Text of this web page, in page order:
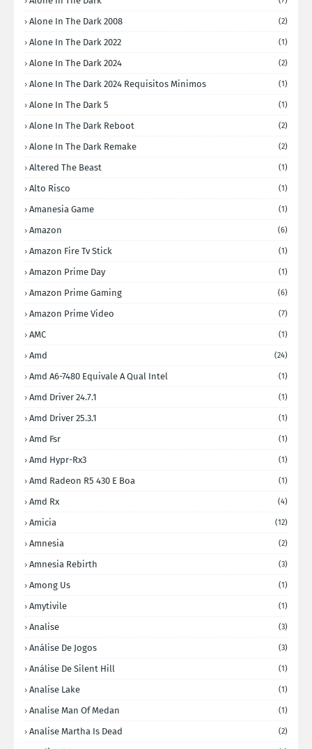
Alone In The Dark 2008 (2)
Alone In The Dark 2022 (1)
Alone In The Dark 2024 (2)
Alone In The Dark 2024 Requisitos Minimos (1)
Alone In The Dark 5 (1)
Alone In The Dark Reboot (2)
Alone In The Dark Remake (2)
Altered The Beast (1)
Alto Risco (1)
Amanesia Game (1)
Amazon (6)
Amazon Fire Tv Stick (1)
Amazon Prime Day (1)
Amazon Prime Gaming (6)
Amazon Prime Video (7)
AMC (1)
Amd (24)
Amd A6-7480 Equivale A Qual Intel (1)
Amd Driver 24.7.1 (1)
Amd Driver 25.3.1 (1)
Amd Fsr (1)
Amd Hypr-Rx3 (1)
Amd Radeon R5 430 E Boa (1)
Amd Rx (4)
Amicia (12)
Amnesia (2)
Amnesia Rebirth (3)
Among Us (1)
Amytivile (1)
Analise (3)
Análise De Jogos (3)
Análise De Silent Hill (1)
Analise Lake (1)
Analise Man Of Medan (1)
Analise Martha Is Dead (2)